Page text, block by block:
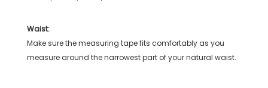
Waist:
Make sure the measuring tape fits comfortably as you
measure around the narrowest part of your natural waist.